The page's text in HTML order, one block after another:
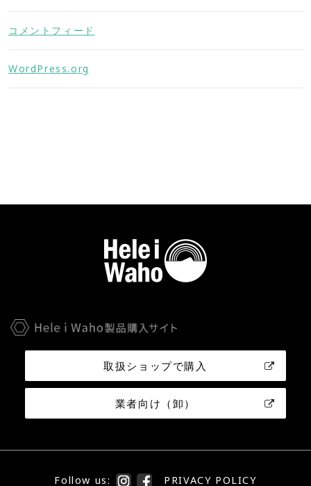
コメントフィード
WordPress.org
取扱ショップで購入
業者向け（卸）
Follow us: PRIVACY POLICY